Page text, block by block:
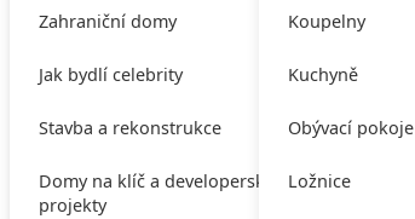
Zahraniční domy
Jak bydlí celebrity
Stavba a rekonstrukce
Domy na klíč a developerské
projekty
Koupelny
Kuchyně
Obývací pokoje
Ložnice